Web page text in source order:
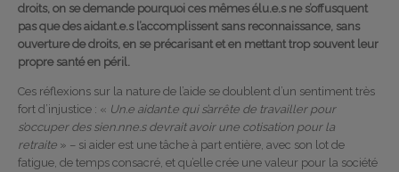
droits, on se demande pourquoi ces mêmes élu.e.s ne s’offusquent
pas que des aidant.e.s l’accomplissent sans reconnaissance, sans
ouverture de droits, en se précarisant et en mettant trop souvent leur
propre santé en péril.
Ces réflexions sur la nature de l’aide se doublent d’un sentiment très
fort d’injustice : « Un.e aidant.e qui s’arrête de travailler pour
s’occuper des sien.nne.s devrait avoir une cotisation pour la
retraite » – si aider est une tâche à part entière, avec son lot de
fatigue, de temps consacré, et qu’elle crée une valeur pour la société